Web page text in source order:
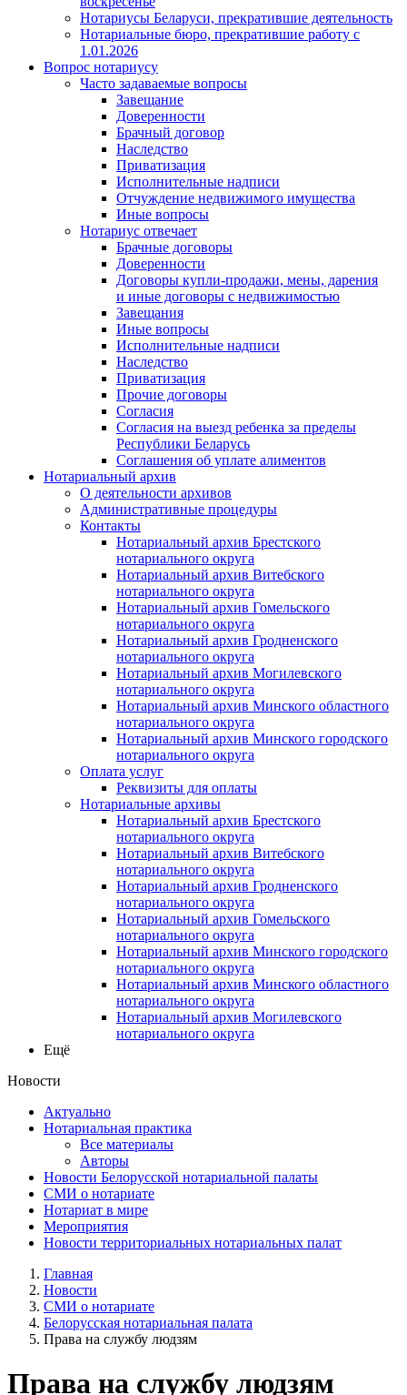
Нотариусы Беларуси, прекратившие деятельность
Нотариальные бюро, прекратившие работу с
1.01.2026
Вопрос нотариусу
Часто задаваемые вопросы
Завещание
Доверенности
Брачный договор
Наследство
Приватизация
Исполнительные надписи
Отчуждение недвижимого имущества
Иные вопросы
Нотариус отвечает
Брачные договоры
Доверенности
Договоры купли-продажи, мены, дарения
и иные договоры с недвижимостью
Завещания
Иные вопросы
Исполнительные надписи
Наследство
Приватизация
Прочие договоры
Согласия
Согласия на выезд ребенка за пределы
Республики Беларусь
Соглашения об уплате алиментов
Нотариальный архив
О деятельности архивов
Административные процедуры
Контакты
Нотариальный архив Брестского
нотариального округа
Нотариальный архив Витебского
нотариального округа
Нотариальный архив Гомельского
нотариального округа
Нотариальный архив Гродненского
нотариального округа
Нотариальный архив Могилевского
нотариального округа
Нотариальный архив Минского областного
нотариального округа
Нотариальный архив Минского городского
нотариального округа
Оплата услуг
Реквизиты для оплаты
Нотариальные архивы
Нотариальный архив Брестского
нотариального округа
Нотариальный архив Витебского
нотариального округа
Нотариальный архив Гродненского
нотариального округа
Нотариальный архив Гомельского
нотариального округа
Нотариальный архив Минского городского
нотариального округа
Нотариальный архив Минского областного
нотариального округа
Нотариальный архив Могилевского
нотариального округа
Ещё
Новости
Актуально
Нотариальная практика
Все материалы
Авторы
Новости Белорусской нотариальной палаты
СМИ о нотариате
Нотариат в мире
Мероприятия
Новости территориальных нотариальных палат
Главная
Новости
СМИ о нотариате
Белорусская нотариальная палата
Права на службу людзям
Права на службу людзям